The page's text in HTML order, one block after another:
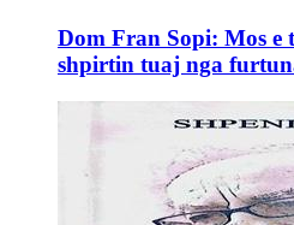
Dom Fran Sopi: Mos e
shpirtin tuaj nga